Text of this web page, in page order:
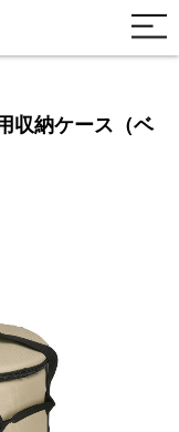
収納ケース（ベ